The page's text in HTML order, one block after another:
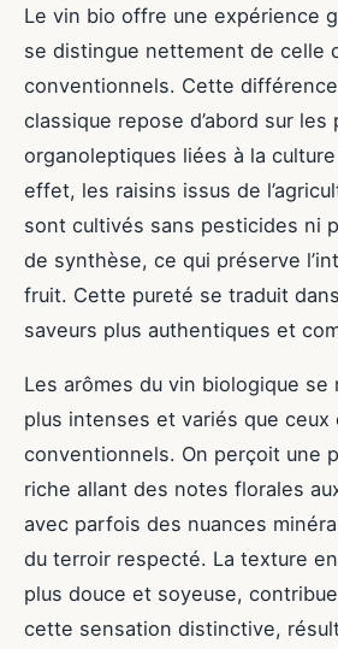
Le vin bio offre une expérience
se distingue nettement de celle
conventionnels. Cette
classique repose d’abord sur les
organoleptiques liées à la
effet, les raisins issus de
sont cultivés sans pesticides ni
de synthèse, ce qui préserve
fruit. Cette pureté se traduit
saveurs plus authentiques et
Les arômes du vin biologique
plus intenses et variés que ceux
conventionnels. On perçoit une
riche allant des notes florales
avec parfois des nuances
du terroir respecté. La texture
plus douce et soyeuse,
cette sensation distinctive,